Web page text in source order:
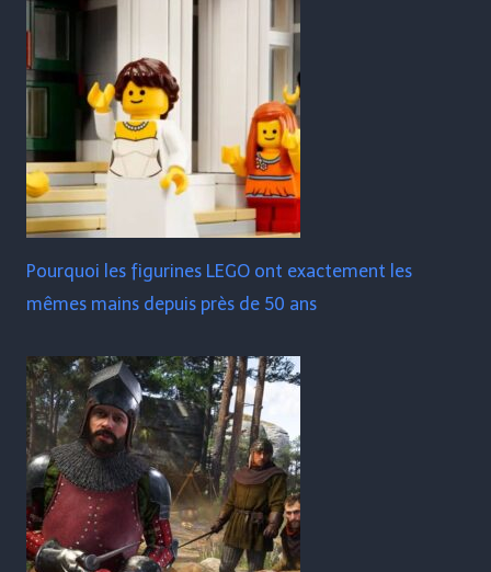
Pourquoi les figurines LEGO ont exactement les
mêmes mains depuis près de 50 ans